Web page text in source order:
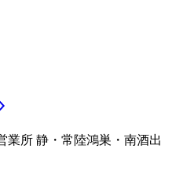
業所 静・常陸鴻巣・南酒出